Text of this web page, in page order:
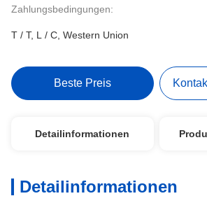
Zahlungsbedingungen:
T / T, L / C, Western Union
Beste Preis
Detailinformationen
Detailinformationen